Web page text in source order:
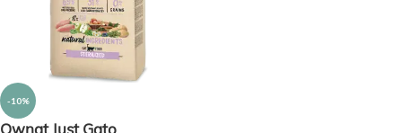
-10%
Ownat Just Gato